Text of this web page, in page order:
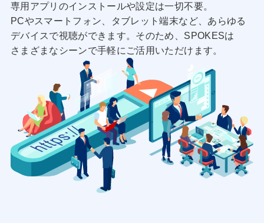
専用アプリのインストールや設定は一切不要。
PCやスマートフォン、タブレット端末など、あらゆる
デバイスで視聴ができます。そのため、SPOKESは
さまざまなシーンで手軽にご活用いただけます。